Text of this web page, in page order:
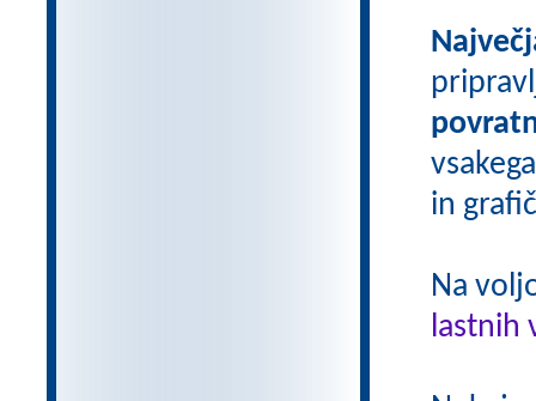
in
Na
lastnih